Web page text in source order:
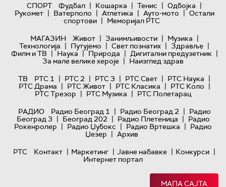
СПОРТ
Фудбал | Кошарка | Тенис | Одбојка |
Рукомет | Ватерполо | Атлетика | Ауто-мото | Остали
спортови | Меморијал РТС
МАГАЗИН
Живот | Занимљивости | Музика |
Технологијa | Путујемо | Свет познатих | Здравље |
Филм и ТВ | Наука | Природа | Дигитални предузетник |
За мале велике хероје | Наизглед здрав
ТВ
РТС 1 | РТС 2 | РТС 3 | РТС Свет | РТС Наука |
РТС Драма | РТС Живот | РТС Класика | РТС Коло |
РТС Трезор | РТС Музика | РТС Полетарац
РАДИО
Радио Београд 1 | Радио Београд 2 | Радио
Београд 3 | Београд 202 | Радио Плетеница | Радио
Рокенролер | Радио Џубокс | Радио Вртешка | Радио
Џезер | Архив
РТС
Контакт | Маркетинг | Јавне набавке | Конкурси |
Интернет портал
МАПА САЈТА